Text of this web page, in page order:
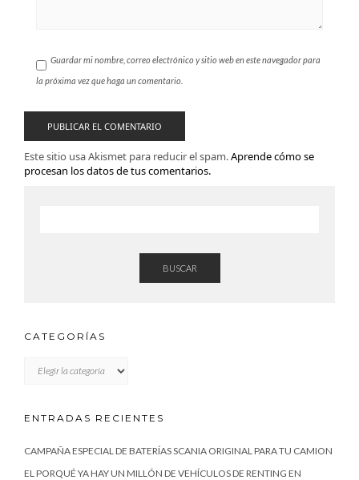
Guardar mi nombre, correo electrónico y sitio web en este navegador para
la próxima vez que haga un comentario.
Este sitio usa Akismet para reducir el spam.Aprende cómo se
procesan los datos de tus comentarios.
BUSCAR
CATEGORÍAS
ENTRADAS RECIENTES
CAMPAÑA ESPECIAL DE BATERÍAS SCANIA ORIGINAL PARA TU CAMION
EL PORQUÉ YA HAY UN MILLÓN DE VEHÍCULOS DE RENTING EN